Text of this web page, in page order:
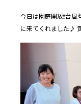
今日は園庭開放❗️台
に来てくれました♪